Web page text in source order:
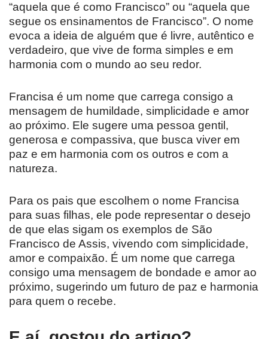
“aquela que é como Francisco” ou “aquela que
segue os ensinamentos de Francisco”. O nome
evoca a ideia de alguém que é livre, autêntico e
verdadeiro, que vive de forma simples e em
harmonia com o mundo ao seu redor.
Francisa é um nome que carrega consigo a
mensagem de humildade, simplicidade e amor
ao próximo. Ele sugere uma pessoa gentil,
generosa e compassiva, que busca viver em
paz e em harmonia com os outros e com a
natureza.
Para os pais que escolhem o nome Francisa
para suas filhas, ele pode representar o desejo
de que elas sigam os exemplos de São
Francisco de Assis, vivendo com simplicidade,
amor e compaixão. É um nome que carrega
consigo uma mensagem de bondade e amor ao
próximo, sugerindo um futuro de paz e harmonia
para quem o recebe.